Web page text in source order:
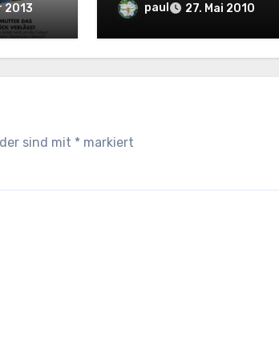
2013 paul 27. Mai 2010
sind mit * markiert